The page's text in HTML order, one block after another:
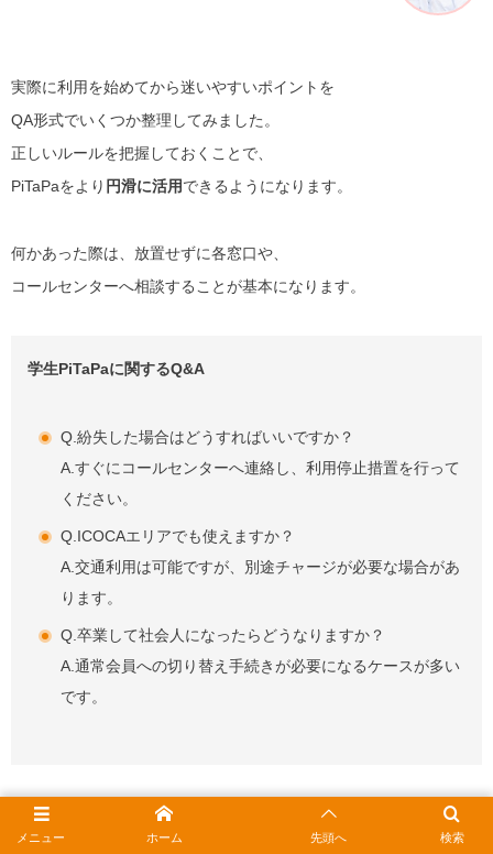
実際に利用を始めてから迷いやすいポイントを
QA形式でいくつか整理してみました。
正しいルールを把握しておくことで、
PiTaPaをより 円滑に活用できるようになります。
何かあった際は、放置せずに各窓口や、
コールセンターへ相談することが基本になります。
学生PiTaPaに関するQ&A
Q.紛失した場合はどうすればいいですか？
A.すぐにコールセンターへ連絡し、利用停止措置を行って
ください。
Q.ICOCAエリアでも使えますか？
A.交通利用は可能ですが、別途チャージが必要な場合があ
ります。
Q.卒業して社会人になったらどうなりますか？
A.通常会員への切り替え手続きが必要になるケースが多い
です。
メニュー 検索
ホーム 先頭へ